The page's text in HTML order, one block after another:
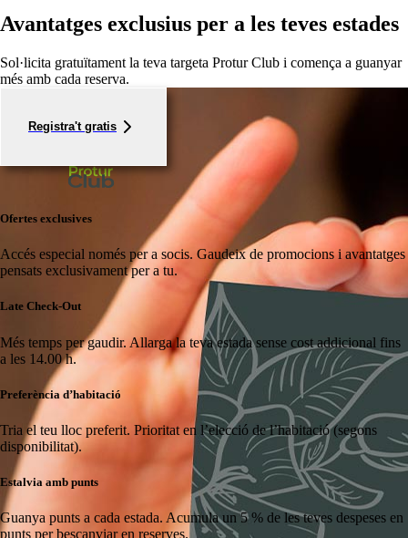
Avantatges exclusius per a les teves estades
Sol·licita gratuïtament la teva targeta Protur Club i comença a guanyar
més amb cada reserva.
Registra't gratis
Ofertes exclusives
Accés especial només per a socis. Gaudeix de promocions i avantatges
pensats exclusivament per a tu.
Late Check-Out
Més temps per gaudir. Allarga la teva estada sense cost addicional fins
a les 14.00 h.
Preferència d’habitació
Tria el teu lloc preferit. Prioritat en l’elecció de l’habitació (segons
disponibilitat).
Estalvia amb punts
Guanya punts a cada estada. Acumula un 5 % de les teves despeses en
punts per bescanviar en reserves.